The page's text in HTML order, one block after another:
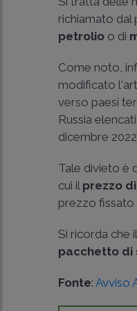
richiamato dal
petrolio o di
Come noto,
modificato
verso paesi
Russia
dicembre
Tale divieto è
cui il prezzo
prezzo fissato
Si ricorda che
pacchetto di
Fonte:Avviso